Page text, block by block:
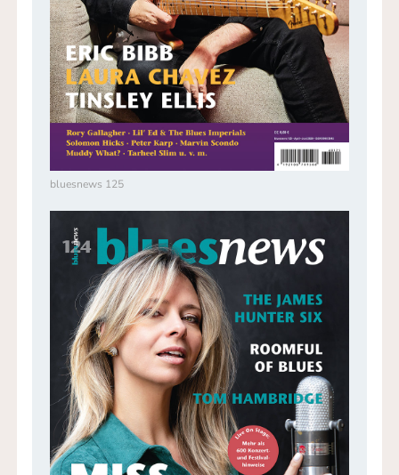
bluesnews 125